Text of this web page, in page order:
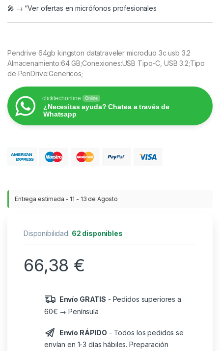
🎤 → “Ver ofertas en micrófonos profesionales
Pendrive 64gb kingston datatraveler microduo 3c usb 3.2
Almacenamiento:64 GB;Conexiones:USB Tipo-C, USB 3.2;Tipo
de PenDrive:Genericos;
clicktechonline Online
¿Necesitas ayuda? Chatea a través de
Whatsapp
Entrega estimada - 11 - 13 de Agosto
Disponibilidad: 62 disponibles
66,38 €
Envío GRATIS - Pedidos superiores a
60€ → Península
Envío RÁPIDO - Todos los pedidos se
envían en 1-3 días hábiles. Preparación